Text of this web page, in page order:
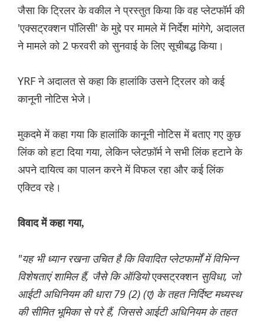
जैसा कि ट्रिलर के वकील ने प्रस्तुत किया कि वह प्लेटफॉर्म की
'एक्सट्रक्शन पॉलिसी' के मुद्दे पर मामले में निर्देश मांगेगे, अदालत
ने मामले को 2 फरवरी को सुनवाई के लिए सूचीबद्ध किया।
YRF ने अदालत से कहा कि हालांकि उसने ट्रिलर को कई
कानूनी नोटिस भेजे।
मुकदमे में कहा गया कि हालांकि कानूनी नोटिस में बताए गए कुछ
लिंक को हटा दिया गया, लेकिन प्लेटफ़ॉर्म ने सभी लिंक हटाने के
अपने दायित्व का पालन करने में विफल रहा और कई लिंक
एक्टिव रहे।
विवाद में कहा गया,
"यह भी ध्यान रखना उचित है कि विवादित प्लेटफार्मों में विभिन्न
विशेषताएं शामिल हैं, जैसे कि ऑडियोएक्सट्रक्शन सुविधा, जो
आईटी अधिनियम की धारा 79 (2) (ए) के तहत निर्दिष्ट मध्यस्थ
की सीमित भूमिका से परे हैं, जिससे आईटी अधिनियम के तहत